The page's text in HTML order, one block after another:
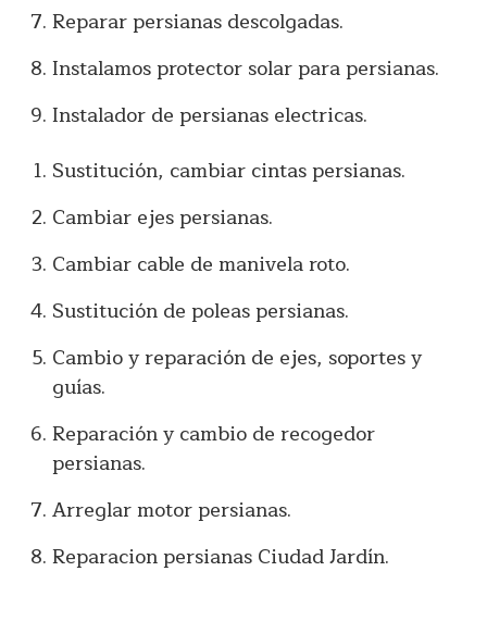
Reparar persianas descolgadas.
Instalamos protector solar para persianas.
Instalador de persianas electricas.
Sustitución, cambiar cintas persianas.
Cambiar ejes persianas.
Cambiar cable de manivela roto.
Sustitución de poleas persianas.
Cambio y reparación de ejes, soportes y
guías.
Reparación y cambio de recogedor
persianas.
Arreglar motor persianas.
Reparacion persianas Ciudad Jardín.